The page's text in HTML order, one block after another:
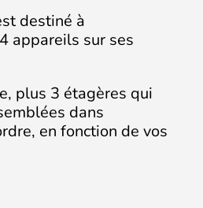
destiné à
appareils sur ses
plus 3 étagères qui
dans
en fonction de vos